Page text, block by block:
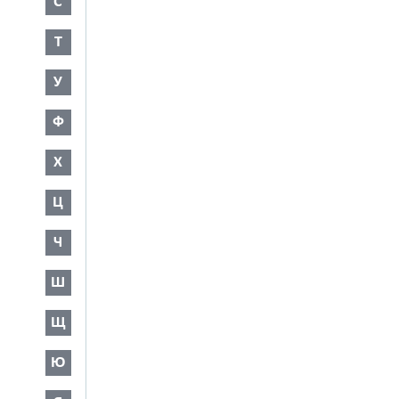
Т
У
Ф
Х
Ц
Ч
Ш
Щ
Ю